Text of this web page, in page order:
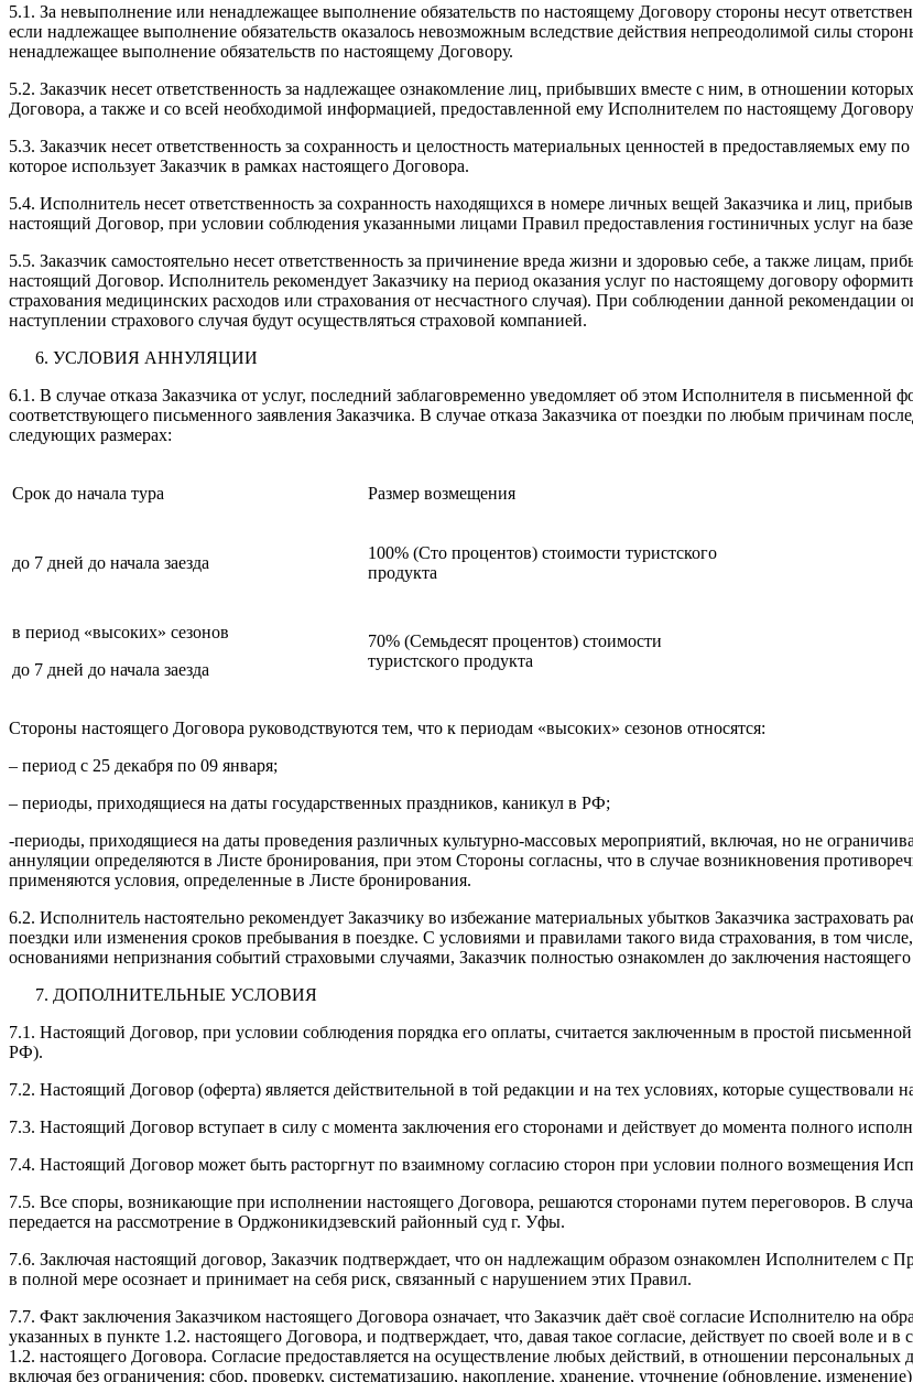
5.1. За невыполнение или ненадлежащее выполнение обязательств по настоящему Договору стороны несут
если надлежащее выполнение обязательств оказалось невозможным вследствие действия непреодолимой силы
ненадлежащее выполнение обязательств по настоящему Договору.
5.2. Заказчик несет ответственность за надлежащее ознакомление лиц, прибывших вместе с ним, в отношении
Договора, а также и со всей необходимой информацией, предоставленной ему Исполнителем по настоящему
5.3. Заказчик несет ответственность за сохранность и целостность материальных ценностей в предоставляемых
которое использует Заказчик в рамках настоящего Договора.
5.4. Исполнитель несет ответственность за сохранность находящихся в номере личных вещей Заказчика и лиц,
настоящий Договор, при условии соблюдения указанными лицами Правил предоставления гостиничных услуг на
5.5. Заказчик самостоятельно несет ответственность за причинение вреда жизни и здоровью себе, а также лицам,
настоящий Договор. Исполнитель рекомендует Заказчику на период оказания услуг по настоящему договору
страхования медицинских расходов или страхования от несчастного случая). При соблюдении данной
наступлении страхового случая будут осуществляться страховой компанией.
УСЛОВИЯ АННУЛЯЦИИ
6.1. В случае отказа Заказчика от услуг, последний заблаговременно уведомляет об этом Исполнителя в
соответствующего письменного заявления Заказчика. В случае отказа Заказчика от поездки по любым причинам
следующих размерах:
Срок до начала тура Размер возмещения
до 7 дней до начала заезда
100% (Сто процентов) стоимости туристского
продукта
в период «высоких» сезонов
до 7 дней до начала заезда
70% (Семьдесят процентов) стоимости
туристского продукта
Стороны настоящего Договора руководствуются тем, что к периодам «высоких» сезонов относятся:
– период с 25 декабря по 09 января;
– периоды, приходящиеся на даты государственных праздников, каникул в РФ;
-периоды, приходящиеся на даты проведения различных культурно-массовых мероприятий, включая, но не
аннуляции определяются в Листе бронирования, при этом Стороны согласны, что в случае возникновения
применяются условия, определенные в Листе бронирования.
6.2. Исполнитель настоятельно рекомендует Заказчику во избежание материальных убытков Заказчика
поездки или изменения сроков пребывания в поездке. С условиями и правилами такого вида страхования, в том
основаниями непризнания событий страховыми случаями, Заказчик полностью ознакомлен до заключения
ДОПОЛНИТЕЛЬНЫЕ УСЛОВИЯ
7.1. Настоящий Договор, при условии соблюдения порядка его оплаты, считается заключенным в простой
РФ).
7.2. Настоящий Договор (оферта) является действительной в той редакции и на тех условиях, которые существовали
7.3. Настоящий Договор вступает в силу с момента заключения его сторонами и действует до момента полного
7.4. Настоящий Договор может быть расторгнут по взаимному согласию сторон при условии полного возмещения
7.5. Все споры, возникающие при исполнении настоящего Договора, решаются сторонами путем переговоров. В
передается на рассмотрение в Орджоникидзевский районный суд г. Уфы.
7.6. Заключая настоящий договор, Заказчик подтверждает, что он надлежащим образом ознакомлен Исполнителем с
в полной мере осознает и принимает на себя риск, связанный с нарушением этих Правил.
7.7. Факт заключения Заказчиком настоящего Договора означает, что Заказчик даёт своё согласие Исполнителю на
указанных в пункте 1.2. настоящего Договора, и подтверждает, что, давая такое согласие, действует по своей воле и
1.2. настоящего Договора. Согласие предоставляется на осуществление любых действий, в отношении
включая без ограничения: сбор, проверку, систематизацию, накопление, хранение, уточнение (обновление,